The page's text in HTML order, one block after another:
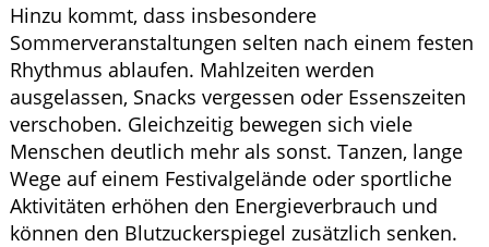
Hinzu kommt, dass insbesondere
Sommerveranstaltungen selten nach einem festen
Rhythmus ablaufen. Mahlzeiten werden
ausgelassen, Snacks vergessen oder Essenszeiten
verschoben. Gleichzeitig bewegen sich viele
Menschen deutlich mehr als sonst. Tanzen, lange
Wege auf einem Festivalgelände oder sportliche
Aktivitäten erhöhen den Energieverbrauch und
können den Blutzuckerspiegel zusätzlich senken.